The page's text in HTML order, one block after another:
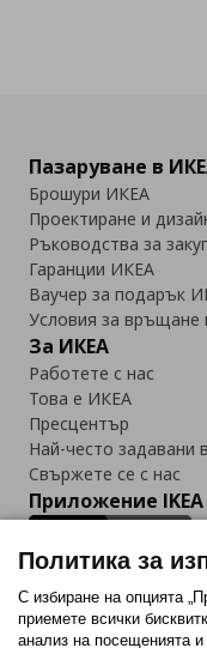
Пазаруване в
Брошури ИКЕА
Проектиране и
Ръководства за
Гаранции ИКЕА
Ваучер за подарък
Условия за връщане
За ИКЕА
Работете с нас
Това е ИКЕА
Пресцентър
Най-често задавани
Свържете се с нас
Приложение
Последвайте ни:
Политика за
С избиране на опцията
приемете всички
анализ на посещенията